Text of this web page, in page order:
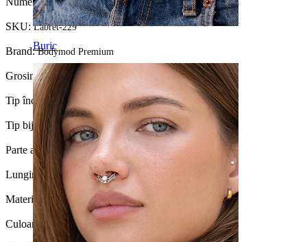
Buric
Labret din titan cu stea și piatră centrală
SKU:Labret-229
Brand:Bodymod Premium
Grosimea firului:1 mm
Tip încuietoare: Filet interior
Tip bijuterie: Labret, Spate plat
Parte a corpului:Tragus, Lobul urechii, Helix, Conch
Lungime:6 mm
Material: Titan
Culoare piatră: Transparent